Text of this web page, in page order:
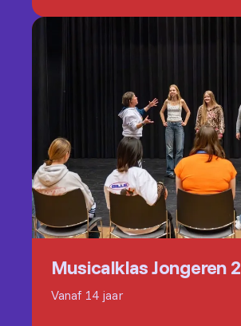
Musicalklas Jongeren 2
Vanaf 14 jaar